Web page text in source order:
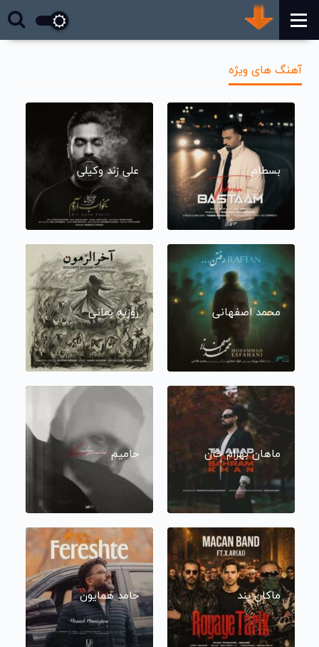
آهنگ های ویژه
بسطام علی زند وکیلی
محمد اصفهانی روزبه بمانی
ماهان بهرام خان حامیم
ماکان بند حامد همایون